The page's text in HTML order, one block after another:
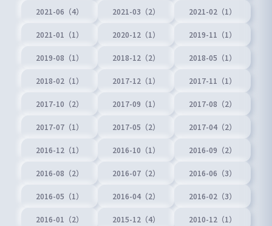
2021-06（4） 2021-03（2） 2021-02（1）
2021-01（1） 2020-12（1） 2019-11（1）
2019-08（1） 2018-12（2） 2018-05（1）
2018-02（1） 2017-12（1） 2017-11（1）
2017-10（2） 2017-09（1） 2017-08（2）
2017-07（1） 2017-05（2） 2017-04（2）
2016-12（1） 2016-10（1） 2016-09（2）
2016-08（2） 2016-07（2） 2016-06（3）
2016-05（1） 2016-04（2） 2016-02（3）
2016-01（2） 2015-12（4） 2010-12（1）